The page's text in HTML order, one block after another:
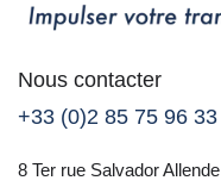
Nous contacter
+33 (0)2 85 75 96 33
8 Ter rue Salvador Allende